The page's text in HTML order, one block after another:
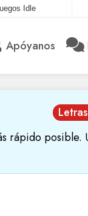
Idle
Apóyanos
rápido posible.